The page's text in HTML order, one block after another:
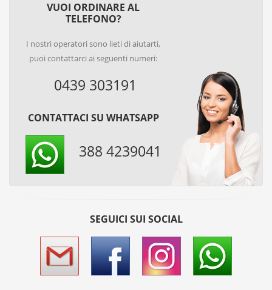
VUOI ORDINARE AL
TELEFONO?
I nostri operatori sono lieti di aiutarti,
puoi contattarci ai seguenti numeri:
0439 303191
CONTATTACI SU WHATSAPP
388 4239041
SEGUICI SUI SOCIAL